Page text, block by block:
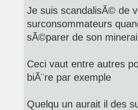
Je suis scandalisÃ© de
surconsommateurs
sÃ©parer de son
Ceci vaut entre autres
biÃ¨re par exemple
Quelqu un aurait il des